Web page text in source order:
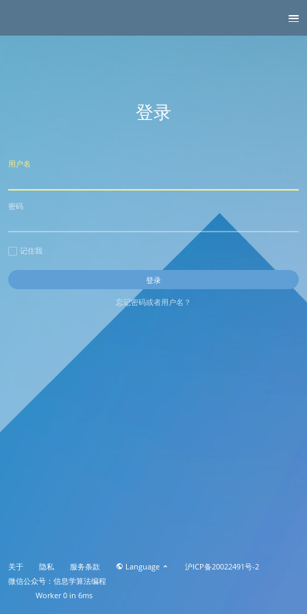
登录
用户名
密码
记住我
忘记密码或者用户名？
关于 隐私 服务条款 Language
沪ICP备20022491号-2
微信公众号：信息学算法编程
Worker 0 in 6ms